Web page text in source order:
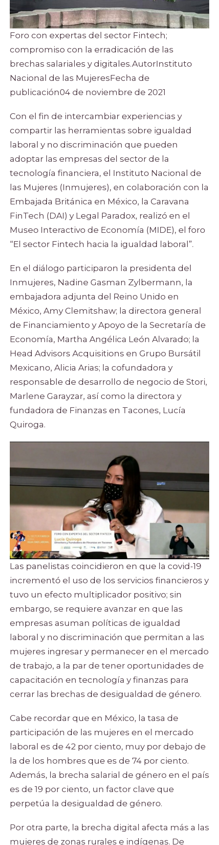
Foro con expertas del sector Fintech;
compromiso con la erradicación de las
brechas salariales y digitales.AutorInstituto
Nacional de las MujeresFecha de
publicación04 de noviembre de 2021
Con el fin de intercambiar experiencias y
compartir las herramientas sobre igualdad
laboral y no discriminación que pueden
adoptar las empresas del sector de la
tecnología financiera, el Instituto Nacional de
las Mujeres (Inmujeres), en colaboración con la
Embajada Británica en México, la Caravana
FinTech (DAI) y Legal Paradox, realizó en el
Museo Interactivo de Economía (MIDE), el foro
“El sector Fintech hacia la igualdad laboral”.
En el diálogo participaron la presidenta del
Inmujeres, Nadine Gasman Zylbermann, la
embajadora adjunta del Reino Unido en
México, Amy Clemitshaw; la directora general
de Financiamiento y Apoyo de la Secretaría de
Economía, Martha Angélica León Alvarado; la
Head Advisors Acquisitions en Grupo Bursátil
Mexicano, Alicia Arias; la cofundadora y
responsable de desarrollo de negocio de Stori,
Marlene Garayzar, así como la directora y
fundadora de Finanzas en Tacones, Lucía
Quiroga.
Las panelistas coincidieron en que la covid-19
incrementó el uso de los servicios financieros y
tuvo un efecto multiplicador positivo; sin
embargo, se requiere avanzar en que las
empresas asuman políticas de igualdad
laboral y no discriminación que permitan a las
mujeres ingresar y permanecer en el mercado
de trabajo, a la par de tener oportunidades de
capacitación en tecnología y finanzas para
cerrar las brechas de desigualdad de género.
Cabe recordar que en México, la tasa de
participación de las mujeres en el mercado
laboral es de 42 por ciento, muy por debajo de
la de los hombres que es de 74 por ciento.
Además, la brecha salarial de género en el país
es de 19 por ciento, un factor clave que
perpetúa la desigualdad de género.
Por otra parte, la brecha digital afecta más a las
mujeres de zonas rurales e indígenas. De